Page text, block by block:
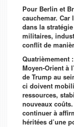
Pour Berlin et
cauchemar. Car
dans la
militaires,
conflit de
Quatrièmement
Moyen-Orient à
de Trump au
ci doivent
ressources,
nouveaux
continuer à
héritées d’une